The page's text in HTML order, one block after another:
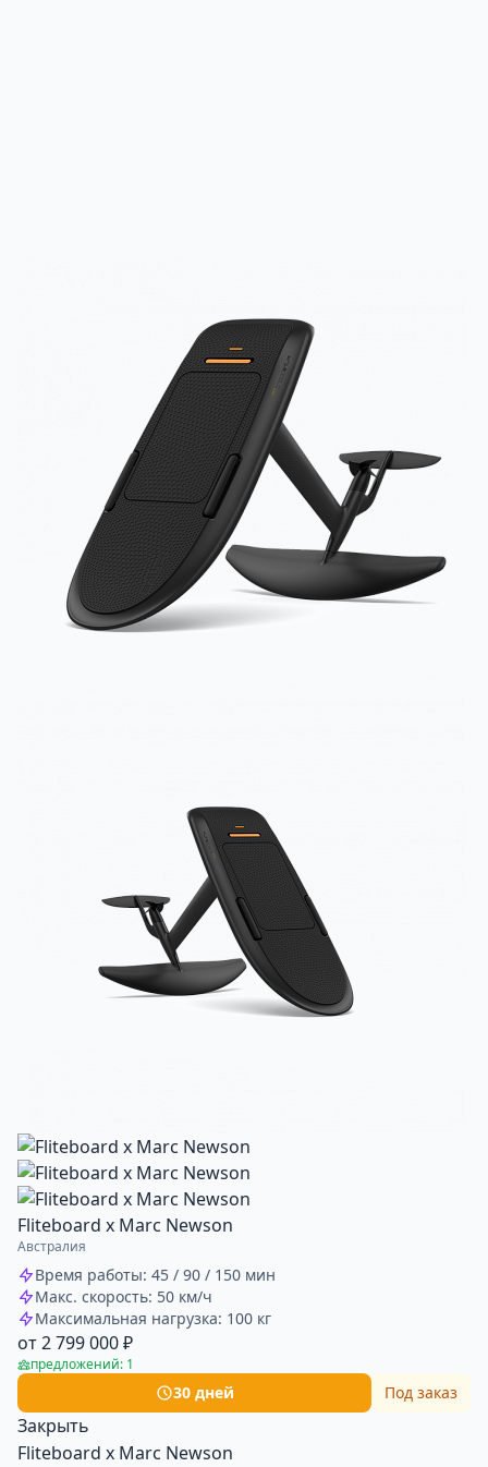
Fliteboard х Marc Newson
Австралия
Время работы: 45 / 90 / 150 мин
Макс. скорость: 50 км/ч
Максимальная нагрузка: 100 кг
от 2 799 000 ₽
предложений: 1
30 дней Под заказ
Закрыть
Fliteboard х Marc Newson